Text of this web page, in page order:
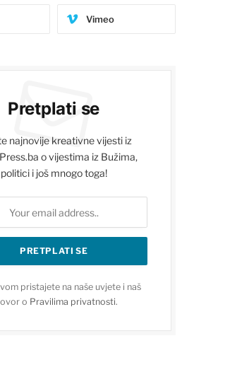
Vimeo
Pretplati se
najnovije kreativne vijesti iz
o vijestima iz Bužima,
politici i još mnogo toga!
pristajete na naše uvjete i naš
o Pravilima privatnosti.